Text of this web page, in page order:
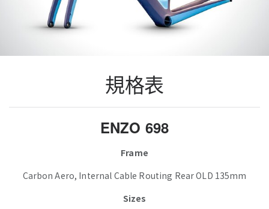
規格表
ENZO 698
Frame
Carbon Aero, Internal Cable Routing Rear OLD 135mm
Sizes